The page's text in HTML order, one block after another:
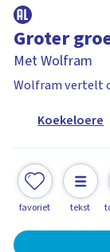
Groter
Met Wolfram
Wolfram vertelt
Koekeloere
favoriet tekst